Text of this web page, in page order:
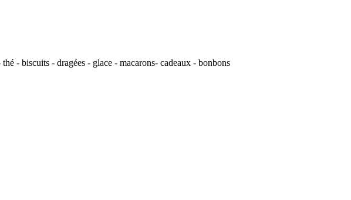
- biscuits - dragées - glace - macarons- cadeaux - bonbons